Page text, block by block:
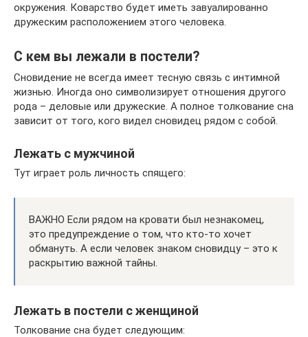
окружения. Коварство будет иметь завуалированно
дружеским расположением этого человека.
С кем вы лежали в постели?
Сновидение не всегда имеет тесную связь с интимной
жизнью. Иногда оно символизирует отношения другого
рода – деловые или дружеские. А полное толкование сна
зависит от того, кого видел сновидец рядом с собой.
Лежать с мужчиной
Тут играет роль личность спящего:
ВАЖНО Если рядом на кровати был незнакомец,
это предупреждение о том, что кто-то хочет
обмануть. А если человек знаком сновидцу – это к
раскрытию важной тайны.
Лежать в постели с женщиной
Толкование сна будет следующим: